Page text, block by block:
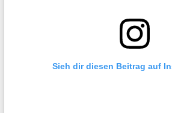
Sieh dir diesen Beitrag auf